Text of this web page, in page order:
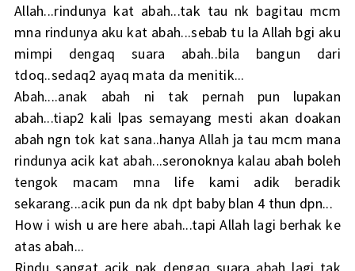
Allah...rindunya kat abah...tak tau nk bagitau mcm
mna rindunya aku kat abah...sebab tu la Allah bgi aku
mimpi dengaq suara abah..bila bangun dari
tdoq..sedaq2 ayaq mata da menitik...
Abah....anak abah ni tak pernah pun lupakan
abah...tiap2 kali lpas semayang mesti akan doakan
abah ngn tok kat sana..hanya Allah ja tau mcm mana
rindunya acik kat abah...seronoknya kalau abah boleh
tengok macam mna life kami adik beradik
sekarang...acik pun da nk dpt baby blan 4 thun dpn...
How i wish u are here abah...tapi Allah lagi berhak ke
atas abah...